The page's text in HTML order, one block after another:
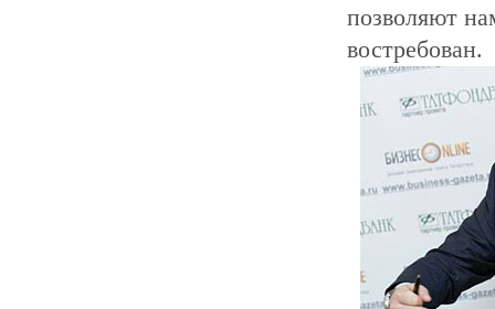
позволяют
востребован.